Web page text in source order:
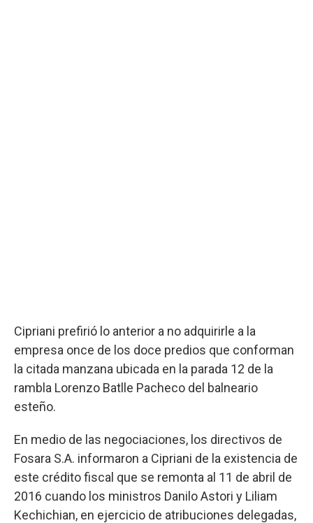
Cipriani prefirió lo anterior a no adquirirle a la
empresa once de los doce predios que conforman
la citada manzana ubicada en la parada 12 de la
rambla Lorenzo Batlle Pacheco del balneario
esteño.
En medio de las negociaciones, los directivos de
Fosara S.A. informaron a Cipriani de la existencia de
este crédito fiscal que se remonta al 11 de abril de
2016 cuando los ministros Danilo Astori y Liliam
Kechichian, en ejercicio de atribuciones delegadas,